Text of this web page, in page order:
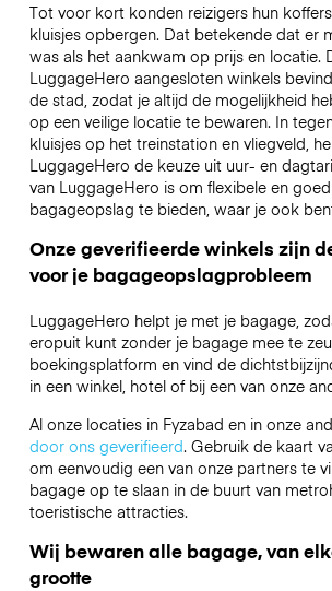
Tot voor kort konden reizigers hun
kluisjes opbergen. Dat betekende dat er
was als het aankwam op prijs en locatie.
LuggageHero aangesloten winkels
de stad, zodat je altijd de mogelijkheid
op een veilige locatie te bewaren. In
kluisjes op het treinstation en vliegveld,
LuggageHero de keuze uit uur- en
van LuggageHero is om flexibele en
bagageopslag te bieden, waar je ook
Onze geverifieerde winkels zijn
voor je bagageopslagprobleem
LuggageHero helpt je met je bagage,
eropuit kunt zonder je bagage mee te
boekingsplatform en vind de
in een winkel, hotel of bij een van onze
Al onze locaties in Fyzabad en in onze
door ons geverifieerd. Gebruik de kaart
om eenvoudig een van onze partners te
bagage op te slaan in de buurt van
toeristische attracties.
Wij bewaren alle bagage, van
grootte